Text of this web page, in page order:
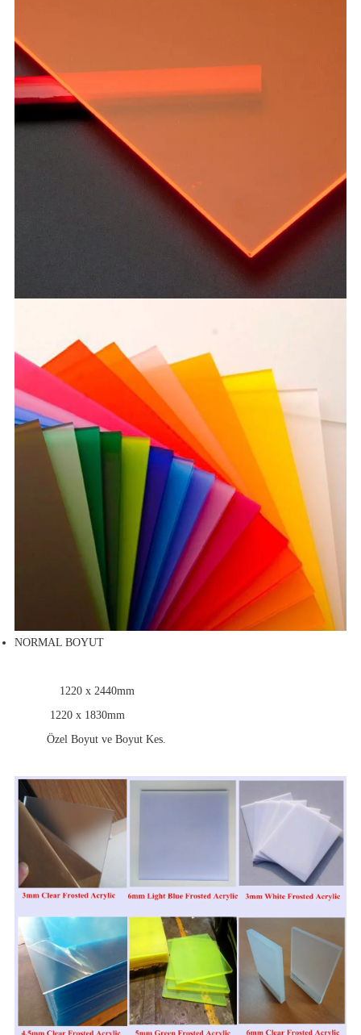
NORMAL BOYUT
1220 x 2440mm
1220 x 1830mm
Özel Boyut ve Boyut Kes.